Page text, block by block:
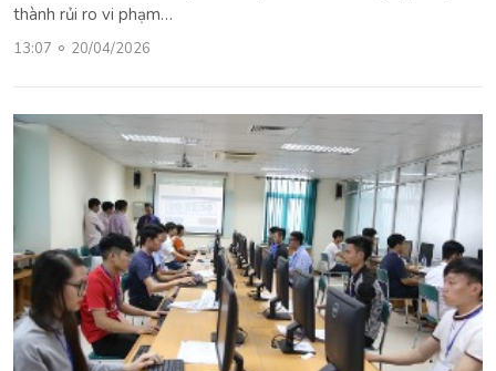
thành rủi ro vi phạm…
13:07 20/04/2026